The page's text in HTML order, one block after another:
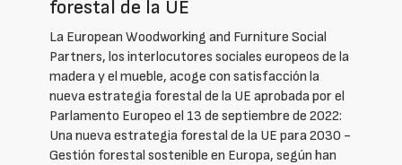
forestal de la UE
La European Woodworking and Furniture Social
Partners, los interlocutores sociales europeos de la
madera y el mueble, acoge con satisfacción la
nueva estrategia forestal de la UE aprobada por el
Parlamento Europeo el 13 de septiembre de 2022:
Una nueva estrategia forestal de la UE para 2030 -
Gestión forestal sostenible en Europa, según han